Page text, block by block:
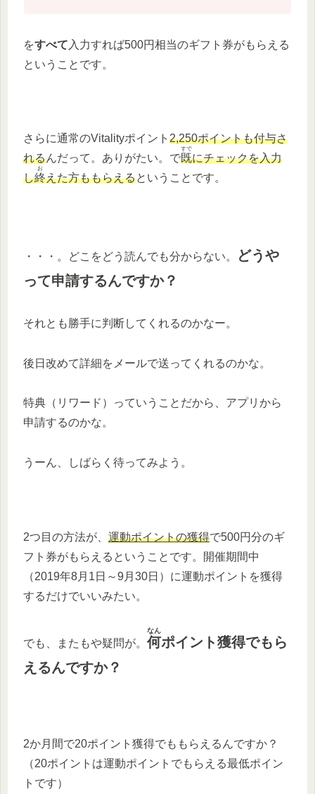
をすべて 入力すれば500円相当のギフト券がもらえる
ということです。
さらに通常のVitalityポイント 2,250ポイントも付与さ
れるんだって。ありがたい。で既
すで
にチェックを入力
し終
お
えた方ももらえるということです。
・・・。どこをどう読んでも分からない。
どうや
って申請するんですか？
それとも勝手に判断してくれるのかなー。
後日改めて詳細をメールで送ってくれるのかな。
特典（リワード）っていうことだから、アプリから
申請するのかな。
うーん、しばらく待ってみよう。
2つ目の方法が、 運動ポイントの獲得で500円分のギ
フト券がもらえるということです。開催期間中
（2019年8月1日～9月30日）に運動ポイントを獲得
するだけでいいみたい。
でも、またもや疑問が。 何
なん
ポイント獲得でもら
えるんですか？
2か月間で20ポイント獲得でももらえるんですか？
（20ポイントは運動ポイントでもらえる最低ポイン
トです）